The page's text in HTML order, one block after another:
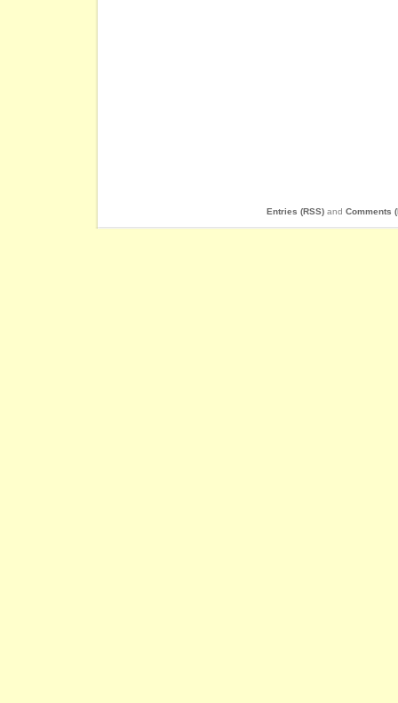
Entries (RSS) and Comments